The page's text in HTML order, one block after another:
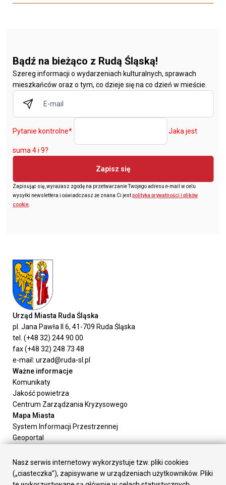
Bądź na bieżąco z Rudą Śląską!
Szereg informacji o wydarzeniach kulturalnych, sprawach
mieszkańców oraz o tym, co dzieje się na co dzień w mieście.
Pytanie kontrolne* Jaka jest
suma 4 i 9?
Zapisz się
Zapisując się, wyrażasz zgodę na przetwarzanie Twojego adresu e-mail w celu
wysyłki newslettera i oświadczasz że znana Ci jestpolityka prywatności i plików
cookie
Urząd Miasta Ruda Śląska
pl. Jana Pawła II 6, 41-709 Ruda Śląska
tel. (+48 32) 244 90 00
fax (+48 32) 248 73 48
e-mail: urzad@ruda-sl.pl
Ważne informacje
Komunikaty
Jakość powietrza
Centrum Zarządzania Kryzysowego
Mapa Miasta
System Informacji Przestrzennej
Geoportal
Załatw sprawę
Prezydent Miasta
Rada Miasta
Nasz serwis internetowy wykorzystuje tzw. pliki cookies
(„ciasteczka”), zapisywane w urządzeniach użytkowników. Pliki